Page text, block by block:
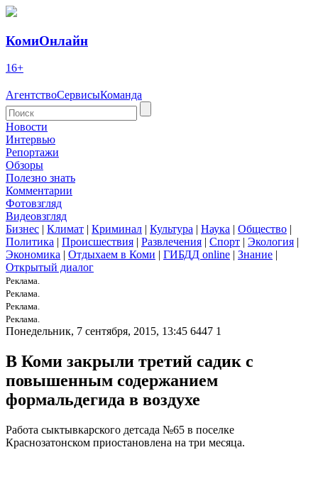
КомиОнлайн
16+
АгентствоСервисыКоманда
Новости
Интервью
Репортажи
Обзоры
Полезно знать
Комментарии
Фотовзгляд
Видеовзгляд
Бизнес | Климат | Криминал | Культура | Наука | Общество |
Политика | Происшествия | Развлечения | Спорт | Экология |
Экономика | Отдыхаем в Коми | ГИБДД online | Знание |
Открытый диалог
Реклама.
Реклама.
Реклама.
Реклама.
Понедельник, 7 сентября, 2015, 13:45 6447 1
В Коми закрыли третий садик с
повышенным содержанием
формальдегида в воздухе
Работа сыктывкарского детсада №65 в поселке
Краснозатонском приостановлена на три месяца.